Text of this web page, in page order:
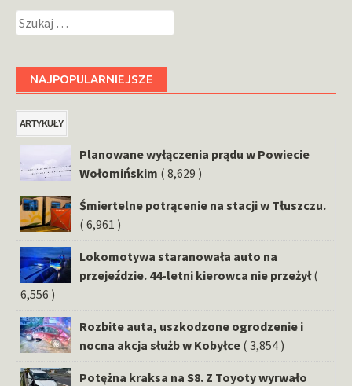
Szukaj:
NAJPOPULARNIEJSZE
ARTYKUŁY
Planowane wyłączenia prądu w Powiecie
Wołomińskim ( 8,629 )
Śmiertelne potrącenie na stacji w Tłuszczu.
( 6,961 )
Lokomotywa staranowała auto na
przejeździe. 44-letni kierowca nie przeżył (
6,556 )
Rozbite auta, uszkodzone ogrodzenie i
nocna akcja służb w Kobyłce ( 3,854 )
Potężna kraksa na S8. Z Toyoty wyrwało